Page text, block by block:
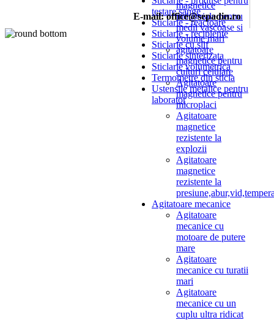
magnetice
industriale pentru
medii vascoase si
volume mari
agitatoare
magnetice pentru
culturi celulare
Agitatoare
magnetice pentru
microplaci
Agitatoare
magnetice
rezistente la
explozii
Agitatoare
magnetice
rezistente la
Agitatoare mecanice
Agitatoare
mecanice cu
motoare de putere
mare
Agitatoare
mecanice cu turatii
mari
Agitatoare
mecanice cu un
cuplu ultra ridicat
testare sange
Sticlarie - reactoare
Sticlarie - recipiente
Sticlarie cu slif
Sticlarie sinterizata
Sticlarie volumetrica
Termometre din sticla
Ustensile metalice pentru
laborator
E-mail: office@sepadin.ro